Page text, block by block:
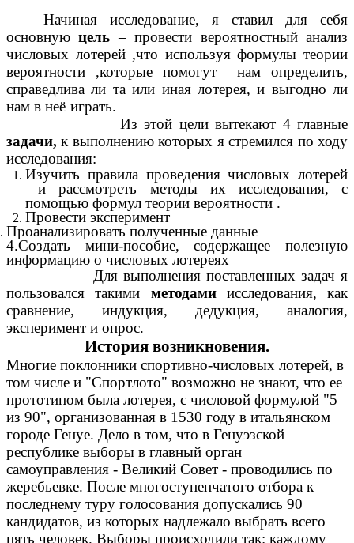
Начиная исследование, я ставил для себя
основнуюцель – провести вероятностный анализ
числовых лотерей ,что используя формулы теории
вероятности ,которые помогут нам определить,
справедлива ли та или иная лотерея, и выгодно ли
нам в неё играть.
Из этой цели вытекают 4 главные
задачи, к выполнению которых я стремился по ходу
исследования:
Изучить правила проведения числовых лотерей
и рассмотреть методы их исследования, с
помощью формул теории вероятности .
Провести эксперимент
Проанализировать полученные данные
4.Создать мини-пособие, содержащее полезную
информацию о числовых лотереях
Для выполнения поставленных задач я
пользовался такими методами исследования, как
сравнение, индукция, дедукция, аналогия,
эксперимент и опрос.
История возникновения.
Многие поклонники спортивно-числовых лотерей, в
том числе и "Спортлото" возможно не знают, что ее
прототипом была лотерея, с числовой формулой "5
из 90", организованная в 1530 году в итальянском
городе Генуе. Дело в том, что в Генуэзской
республике выборы в главный орган
самоуправления - Великий Совет - проводились по
жеребьевке. После многоступенчатого отбора к
последнему туру голосования допускались 90
кандидатов, из которых надлежало выбрать всего
пять человек. Выборы происходили так: каждому